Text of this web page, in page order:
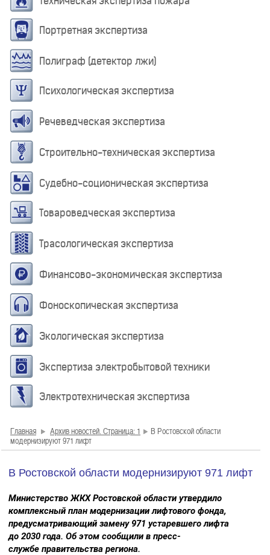
Портретная экспертиза
Полиграф (детектор лжи)
Психологическая экспертиза
Речеведческая экспертиза
Строительно-техническая экспертиза
Судебно-соционическая экспертиза
Товароведческая экспертиза
Трасологическая экспертиза
Финансово-экономическая экспертиза
Фоноскопическая экспертиза
Экологическая экспертиза
Экспертиза электробытовой техники
Электротехническая экспертиза
Главная Архив новостей. Страница: 1
В Ростовской области
модернизируют 971 лифт
В Ростовской области модернизируют 971 лифт
Министерство ЖКХ Ростовской области утвердило
комплексный план модернизации лифтового фонда,
предусматривающий замену 971 устаревшего лифта
до 2030 года. Об этом сообщили в пресс-
службе правительства региона.